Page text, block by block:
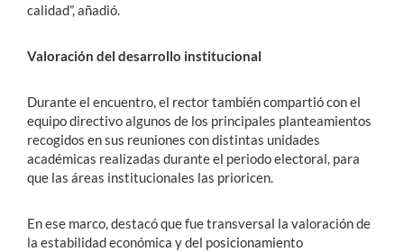
calidad”, añadió.
Valoración del desarrollo institucional
Durante el encuentro, el rector también compartió con el
equipo directivo algunos de los principales planteamientos
recogidos en sus reuniones con distintas unidades
académicas realizadas durante el periodo electoral, para
que las áreas institucionales las prioricen.
En ese marco, destacó que fue transversal la valoración de
la estabilidad económica y del posicionamiento